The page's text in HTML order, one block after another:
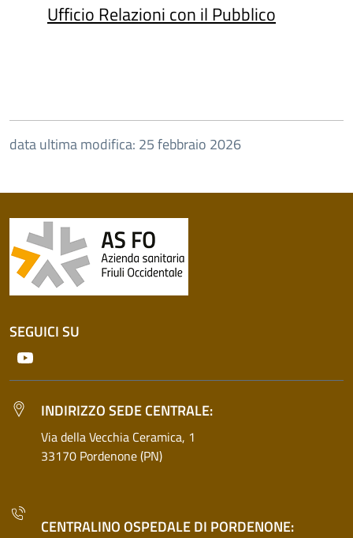
Ufficio Relazioni con il Pubblico
data ultima modifica: 25 febbraio 2026
SEGUICI SU
INDIRIZZO SEDE CENTRALE:
Via della Vecchia Ceramica, 1
33170 Pordenone (PN)
CENTRALINO OSPEDALE DI PORDENONE: